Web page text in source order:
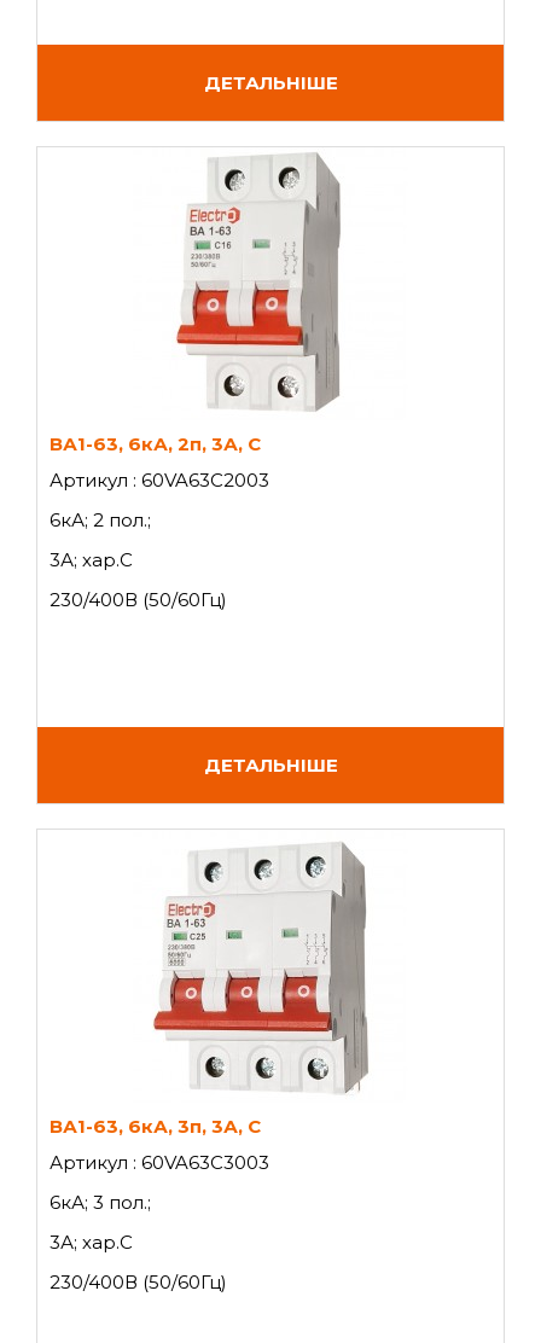
ДЕТАЛЬНІШЕ
ВА1-63, 6кА, 2п, 3А, C
Артикул : 60VA63C2003
6кА; 2 пол.;
3А; хар.C
230/400В (50/60Гц)
ДЕТАЛЬНІШЕ
ВА1-63, 6кА, 3п, 3А, C
Артикул : 60VA63C3003
6кА; 3 пол.;
3А; хар.C
230/400В (50/60Гц)